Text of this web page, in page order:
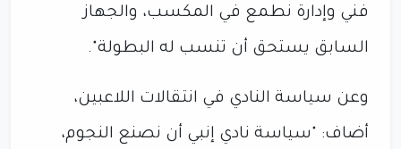
فني وإدارة نطمع في المكسب، والجهاز
السابق يستحق أن تنسب له البطولة".
وعن سياسة النادي في انتقالات اللاعبين،
أضاف: "سياسة نادي إنبي أن نصنع النجوم،